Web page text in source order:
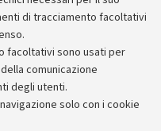
di tracciamento facoltativi
facoltativi sono usati per
comunicazione
degli utenti.
solo con i cookie